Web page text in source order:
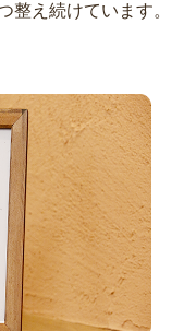
整え続けています。